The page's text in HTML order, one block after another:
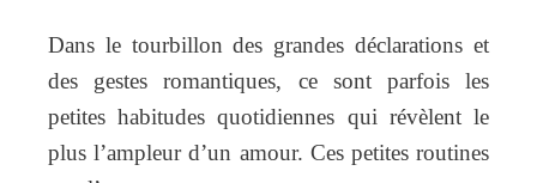
Dans le tourbillon des grandes déclarations et
des gestes romantiques, ce sont parfois les
petites habitudes quotidiennes qui révèlent le
plus l’ampleur d’un amour. Ces petites routines